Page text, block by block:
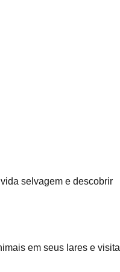
selvagem e descobrir
em seus lares e visita